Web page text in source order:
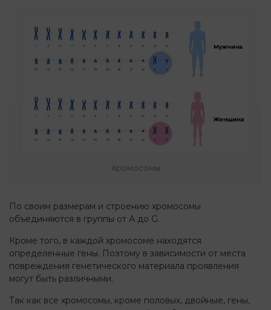
Хромосомы
По своим размерам и строению хромосомы
объединяются в группы от A до G.
Кроме того, в каждой хромосоме находятся
определенные гены. Поэтому в зависимости от места
повреждения генетического материала проявления
могут быть различными.
Так как все хромосомы, кроме половых, двойные, гены,